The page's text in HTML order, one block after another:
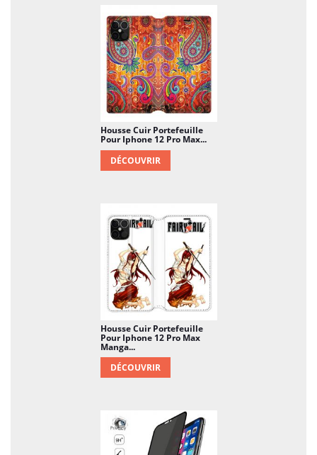
Housse Cuir Portefeuille
Pour Iphone 12 Pro Max...
DÉCOUVRIR
Housse Cuir Portefeuille
Pour Iphone 12 Pro Max
Manga...
DÉCOUVRIR